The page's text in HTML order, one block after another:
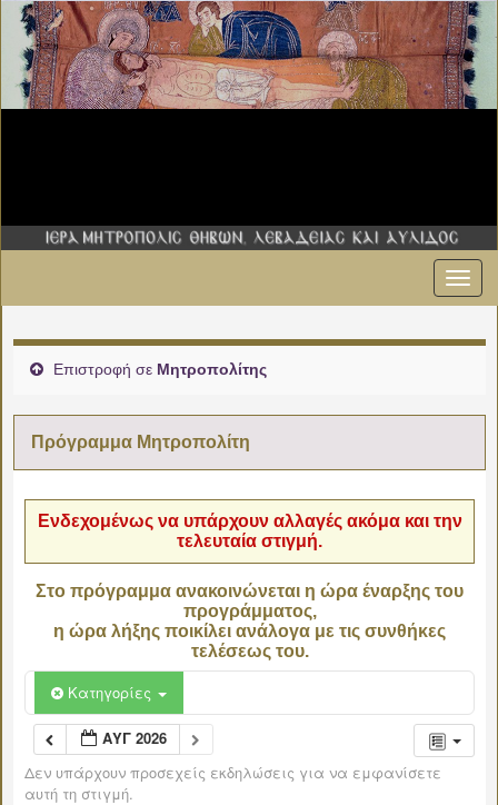
Επιστροφή σε Μητροπολίτης
Πρόγραμμα Μητροπολίτη
Ενδεχομένως να υπάρχουν αλλαγές ακόμα και την
τελευταία στιγμή.
Στο πρόγραμμα ανακοινώνεται η ώρα έναρξης του
προγράμματος,
η ώρα λήξης ποικίλει ανάλογα με τις συνθήκες
τελέσεως του.
Κατηγορίες
ΑΥΓ 2026
Δεν υπάρχουν προσεχείς εκδηλώσεις για να εμφανίσετε
αυτή τη στιγμή.